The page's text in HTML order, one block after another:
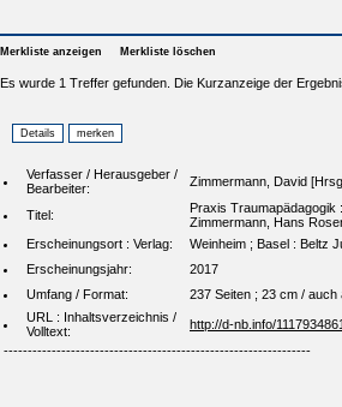
Merkliste anzeigen Merkliste löschen
Es wurde 1 Treffer gefunden. Die Kurzanzeige der
Verfasser / Herausgeber /
Bearbeiter:
Zimmermann, David
Titel:
Praxis
Zimmermann, Hans
Erscheinungsort : Verlag:
Weinheim ; Basel : Beltz
Erscheinungsjahr:
2017
Umfang / Format:
237 Seiten ; 23 cm /
URL : Inhaltsverzeichnis /
Volltext:
http://d-nb.info/
----------------------------------------------------------------